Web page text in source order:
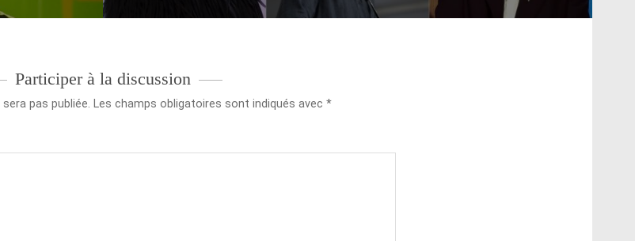
Participer à la discussion
pas publiée. Les champs obligatoires sont indiqués avec *